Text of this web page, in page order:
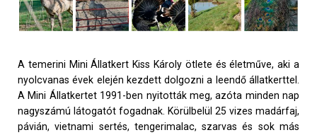
A temerini Mini Állatkert Kiss Károly ötlete és életműve, aki a
nyolcvanas évek elején kezdett dolgozni a leendő állatkerttel.
A Mini Állatkertet 1991-ben nyitották meg, azóta minden nap
nagyszámú látogatót fogadnak. Körülbelül 25 vizes madárfaj,
pávián, vietnami sertés, tengerimalac, szarvas és sok más